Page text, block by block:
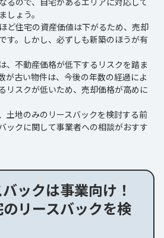
しょう。
ど住宅の資産価値は下がるため、売却
す。しかし、必ずしも新築のほうが有
、不動産価格が低下するリスクを踏ま
が古い物件は、今後の年数の経過によ
リスクが低いため、売却価格が高めに
土地のみのリースバックを検討する前
ックに関して事業者への相談がおすす
ックは事業向け！
リースバックを検